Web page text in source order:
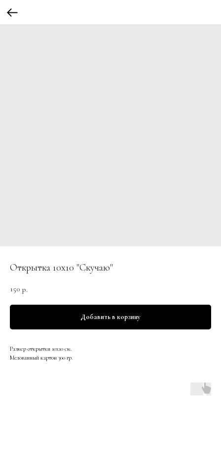
Открытка 10х10 "Скучаю"
150 р.
Добавить в корзину
Размер открытки 10х10 см.
Мелованный картон 300 гр.